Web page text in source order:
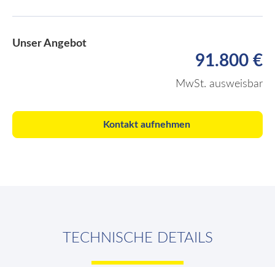
Unser Angebot
91.800 €
MwSt. ausweisbar
Kontakt aufnehmen
TECHNISCHE DETAILS